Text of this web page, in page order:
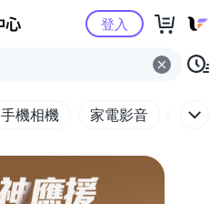
Yahoo購物中心
登入
手機相機 家電影音 電腦